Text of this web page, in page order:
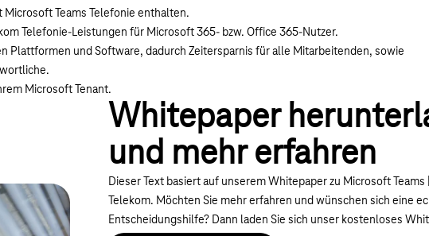
Teams Telefonie enthalten.
Telefonie-Leistungen für Microsoft 365- bzw. Office 365-Nutzer.
Plattformen und Software, dadurch Zeitersparnis für alle Mitarbeitenden, sowie
Microsoft Tenant.
Whitepaper
und mehr erfahren
Dieser Text basiert auf unserem Whitepaper zu Microsoft Teams
Telekom. Möchten Sie mehr erfahren und wünschen sich eine
Entscheidungshilfe? Dann laden Sie sich unser kostenloses